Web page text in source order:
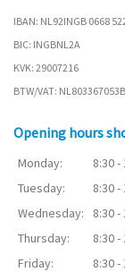
IBAN: NL92INGB 0668
BIC: INGBNL2A
KVK: 29007216
BTW/VAT:
Opening hours
Monday: 8:30 -
Tuesday:
8:30 -
Wednesday:
8:30 -
Thursday:
8:30 -
Friday:
8:30 -